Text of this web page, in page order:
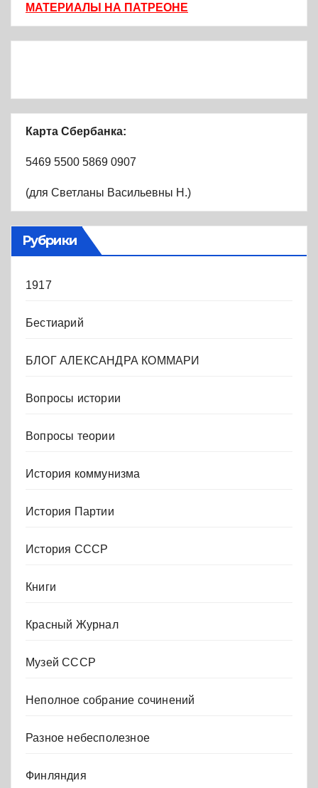
МАТЕРИАЛЫ НА ПАТРЕОНЕ
Карта Сбербанка:
5469 5500 5869 0907
(для Светланы Васильевны Н.)
Рубрики
1917
Бестиарий
БЛОГ АЛЕКСАНДРА КОММАРИ
Вопросы истории
Вопросы теории
История коммунизма
История Партии
История СССР
Книги
Красный Журнал
Музей СССР
Неполное собрание сочинений
Разное небесполезное
Финляндия